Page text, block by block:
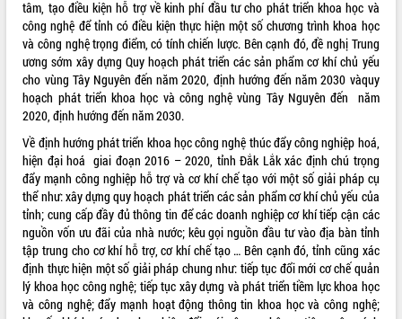
sầu riêng tại Đắk Lắk
Trình diễn nghệ thuật chế biến các
món ăn từ sầu riêng
Đắk Lắk công bố Quy hoạch và xúc
tiến đầu tư tỉnh
Ngành cá ngừ Đắk Lắk chủ động thích
ứng để giữ vững thị trường xuất khẩu
Diễn đàn Kinh tế tư nhân Việt Nam đột
phá cơ chế - Hợp tác công tư
Đề án 06 tạo bước ngoặt đột phá trong
cải cách hành chính tỉnh Đắk Lắk
Kết nối tour, đẩy mạnh chuyển đổi số
để phát triển du lịch Đắk Lắk
Khởi động Dự án Đầu tư xây dựng hạ
tầng kỹ thuật Cụm công nghiệp Tân
tâm, tạo điều kiện hỗ trợ về kinh phí đầu tư cho phát triển khoa học và
công nghệ để tỉnh có điều kiện thực hiện một số chương trình khoa học
và công nghệ trọng điểm, có tính chiến lược. Bên cạnh đó, đề nghị Trung
ương sớm xây dựng Quy hoạch phát triển các sản phẩm cơ khí chủ yếu
cho vùng Tây Nguyên đến năm 2020, định hướng đến năm 2030 vàquy
hoạch phát triển khoa học và công nghệ vùng Tây Nguyên đến năm
2020, định hướng đến năm 2030.
Về định hướng phát triển khoa học công nghệ thúc đẩy công nghiệp hoá,
hiện đại hoá giai đoạn 2016 – 2020, tỉnh Đắk Lắk xác định chú trọng
đẩy mạnh công nghiệp hỗ trợ và cơ khí chế tạo với một số giải pháp cụ
thể như: xây dựng quy hoạch phát triển các sản phẩm cơ khí chủ yếu của
tỉnh; cung cấp đầy đủ thông tin để các doanh nghiệp cơ khí tiếp cận các
nguồn vốn ưu đãi của nhà nước; kêu gọi nguồn đầu tư vào địa bàn tỉnh
tập trung cho cơ khí hỗ trợ, cơ khí chế tạo … Bên cạnh đó, tỉnh cũng xác
định thực hiện một số giải pháp chung như: tiếp tục đổi mới cơ chế quản
lý khoa học công nghệ; tiếp tục xây dựng và phát triển tiềm lực khoa học
và công nghệ; đẩy mạnh hoạt động thông tin khoa học và công nghệ;